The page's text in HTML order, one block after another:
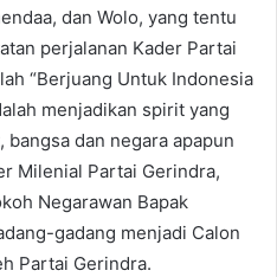
dan Wolo, yang tentu
perjalanan Kader Partai
“Berjuang Untuk Indonesia
menjadikan spirit yang
bangsa dan negara apapun
Milenial Partai Gerindra,
Negarawan Bapak
gadang menjadi Calon
Partai Gerindra.